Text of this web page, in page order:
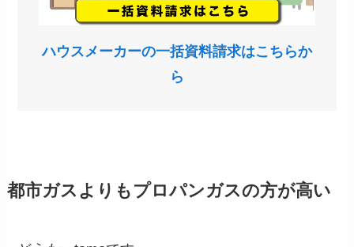
ハウスメーカーの一括資料請求はこちらか
ら
都市ガスよりもプロパンガスの方が高い